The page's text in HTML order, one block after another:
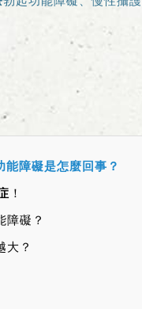
障礙是怎麼回事？
！
障礙？
大？